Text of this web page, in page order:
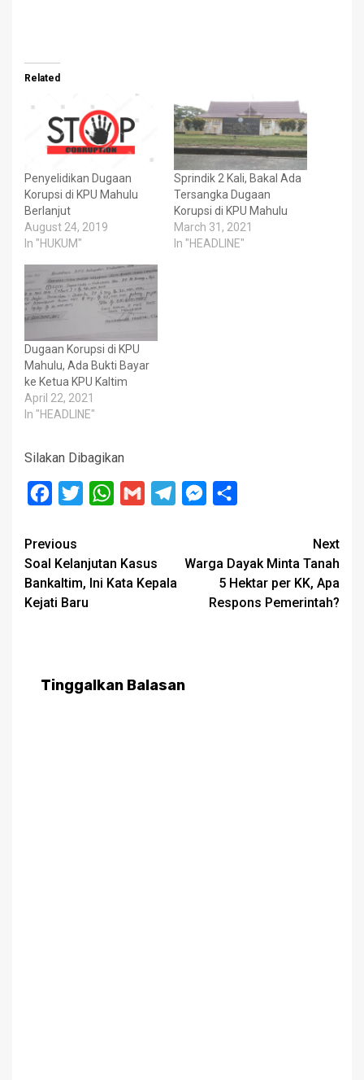
Related
Penyelidikan Dugaan
Korupsi di KPU Mahulu
Berlanjut
August 24, 2019
In "HUKUM"
Sprindik 2 Kali, Bakal Ada
Tersangka Dugaan
Korupsi di KPU Mahulu
March 31, 2021
In "HEADLINE"
Dugaan Korupsi di KPU
Mahulu, Ada Bukti Bayar
ke Ketua KPU Kaltim
April 22, 2021
In "HEADLINE"
Silakan Dibagikan
Facebook
Twitter WhatsApp
Gmail TelegramMessenger
Post
navigation
Previous
Soal Kelanjutan Kasus
Bankaltim, Ini Kata Kepala
Kejati Baru
Next
Warga Dayak Minta Tanah
5 Hektar per KK, Apa
Respons Pemerintah?
Tinggalkan Balasan